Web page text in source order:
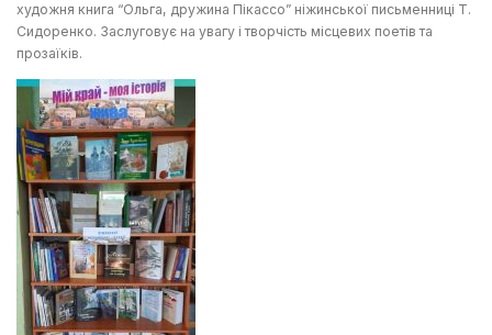
художня книга “Ольга, дружина Пікассо” ніжинської письменниці Т.
Сидоренко. Заслуговує на увагу і творчість місцевих поетів та
прозаїків.